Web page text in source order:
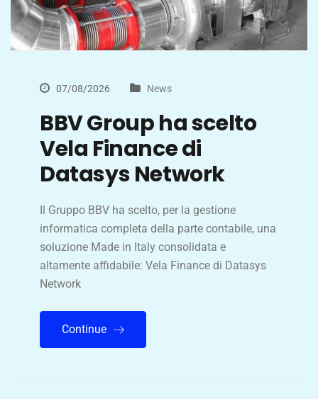
07/08/2026 News
BBV Group ha scelto
Vela Finance di
Datasys Network
Il Gruppo BBV ha scelto, per la gestione
informatica completa della parte contabile, una
soluzione Made in Italy consolidata e
altamente affidabile: Vela Finance di Datasys
Network
Continue